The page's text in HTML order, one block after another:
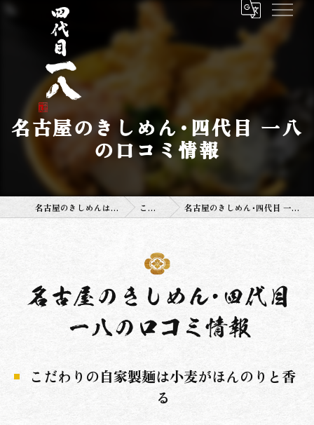
名古屋のきしめん･四代目 一八
の口コミ情報
名古屋のきしめんは四代目 一八 こだわり 名古屋のきしめん･四代目 一八の口コミ情報
こだわりの自家製麺は小麦がほんのりと香
る